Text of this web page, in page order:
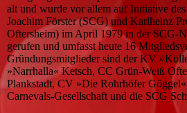
alt und wurde vor allem auf Initiative
Joachim Förster (SCG) und Karlheinz
Oftersheim) im April 1979 in der SCG-
gerufen und umfasst heute 16
Gründungsmitglieder sind der KV
»Narrhalla« Ketsch, CC Grün-Weiß
Plankstadt, CV »Die Rohrhöfer
Carnevals-Gesellschaft und die SCG